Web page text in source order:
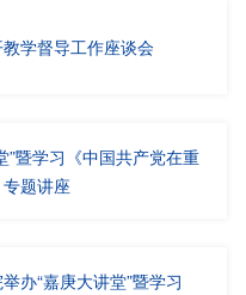
学督导工作座谈会
”暨学习《中国共产党在重
题讲座
办“嘉庚大讲堂”暨学习